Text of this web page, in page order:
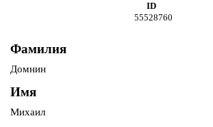
ID
55528760
Фамилия
Домнин
Имя
Михаил